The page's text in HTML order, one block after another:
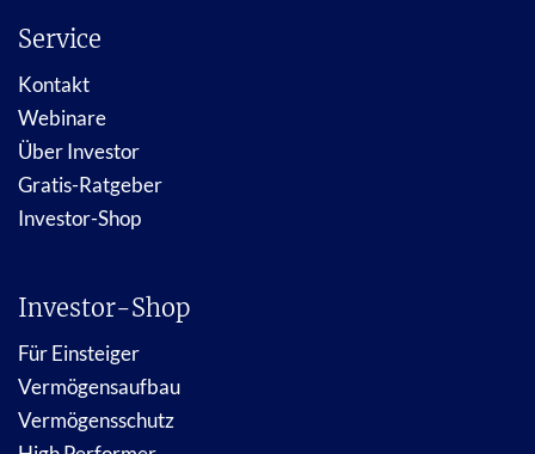
Service
Kontakt
Webinare
Über Investor
Gratis-Ratgeber
Investor-Shop
Investor-Shop
Für Einsteiger
Vermögensaufbau
Vermögensschutz